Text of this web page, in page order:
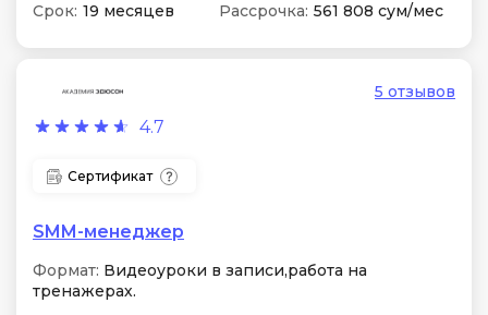
Срок: 19 месяцев Рассрочка: 561 808 сум/мес
4.7
5 отзывов
Сертификат
SMM-менеджер
Формат: Видеоуроки в записи,работа на
тренажерах.